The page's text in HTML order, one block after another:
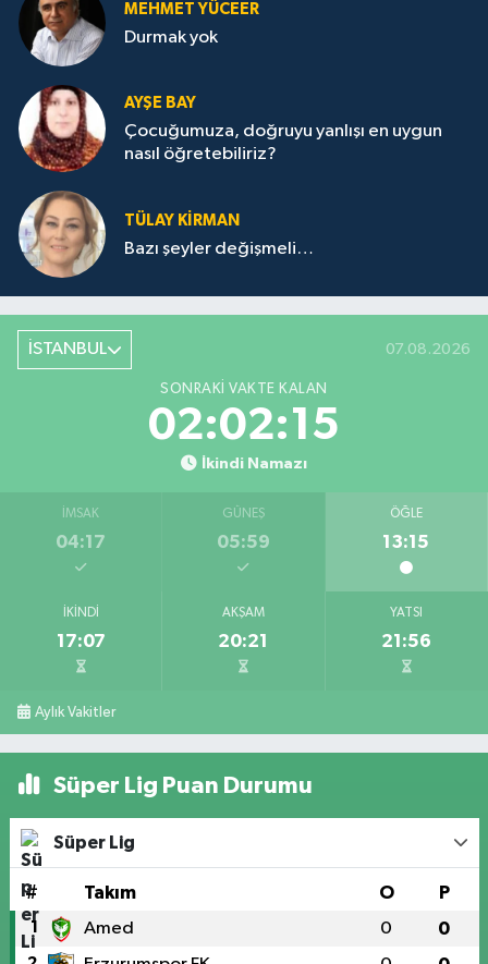
MEHMET YÜCEER
Durmak yok
AYŞE BAY
Çocuğumuza, doğruyu yanlışı en uygun
nasıl öğretebiliriz?
TÜLAY KİRMAN
Bazı şeyler değişmeli…
İSTANBUL 07.08.2026
SONRAKI VAKTE KALAN
02:02:15
İkindi Namazı
İMSAK
04:17
GÜNEŞ
05:59
ÖĞLE
13:15
İKINDI
17:07
AKŞAM
20:21
YATSI
21:56
Aylık Vakitler
Süper Lig Puan Durumu
Süper Lig
# Takım O P
1 Amed 0 0